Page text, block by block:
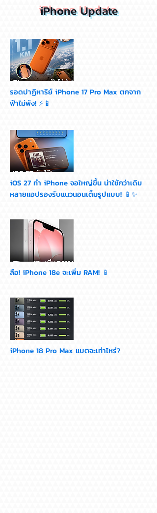
iPhone Update
รอดปาฏิหาริย์ iPhone 17 Pro Max ตกจาก
ฟ้าไม่พัง! ⚡📱
iOS 27 ทำ iPhone จอใหญ่ขึ้น น่าใช้กว่าเดิม
หลายแอปรองรับแนวนอนเต็มรูปแบบ! 📱✨
ลือ! iPhone 18e จะเพิ่ม RAM! 📱
iPhone 18 Pro Max แบตจะเท่าไหร่?